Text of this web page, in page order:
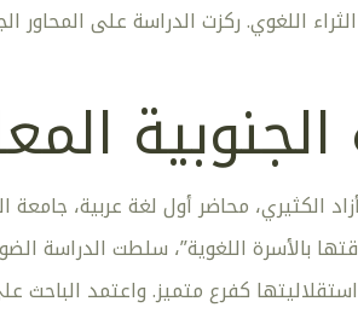
اللغوي. ركزت الدراسة على المحاور
الجنوبية
محاضر أول لغة عربية، جامعة
بالأسرة اللغوية”، سلطت الدراسة
استقلاليتها كفرع متميز. واعتمد